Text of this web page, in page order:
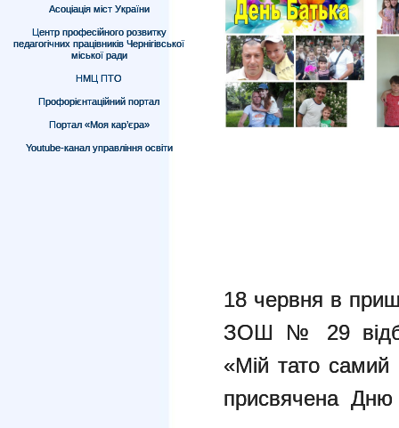
Асоціація міст України
Центр професійного розвитку
педагогічних працівників Чернігівської
міської ради
НМЦ ПТО
Профорієнтаційний портал
Портал «Моя кар’єра»
Youtube-канал управління освіти
18 червня в
ЗОШ № 29
«Мій тато
присвячена Дню